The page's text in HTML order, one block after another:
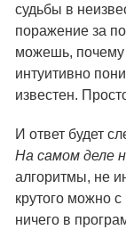
судьбы в
поражение за
можешь, почему
интуитивно
известен.
И ответ будет
На самом деле
алгоритмы, не
крутого можно
ничего в